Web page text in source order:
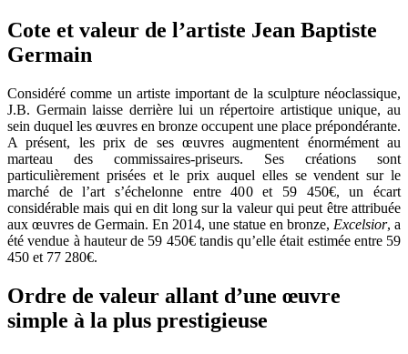
Cote et valeur de l’artiste Jean Baptiste
Germain
Considéré comme un artiste important de la sculpture néoclassique,
J.B. Germain laisse derrière lui un répertoire artistique unique, au
sein duquel les œuvres en bronze occupent une place prépondérante.
A présent, les prix de ses œuvres augmentent énormément au
marteau des commissaires-priseurs. Ses créations sont
particulièrement prisées et le prix auquel elles se vendent sur le
marché de l’art s’échelonne entre 400 et 59 450€, un écart
considérable mais qui en dit long sur la valeur qui peut être attribuée
aux œuvres de Germain. En 2014, une statue en bronze, Excelsior, a
été vendue à hauteur de 59 450€ tandis qu’elle était estimée entre 59
450 et 77 280€.
Ordre de valeur allant d’une œuvre
simple à la plus prestigieuse